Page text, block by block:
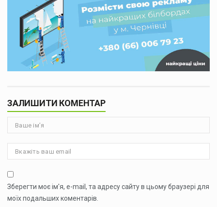
ЗАЛИШИТИ КОМЕНТАР
Зберегти моє ім'я, e-mail, та адресу сайту в цьому браузері для
моїх подальших коментарів.